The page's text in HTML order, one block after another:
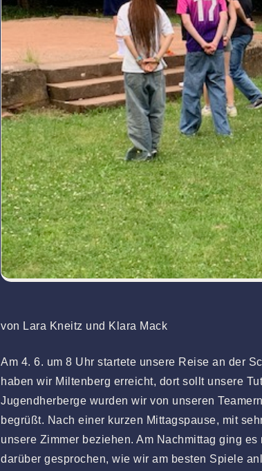
von Lara Kneitz und Klara Mack
Am 4. 6. um 8 Uhr startete unsere Reise an der
haben wir Miltenberg erreicht, dort sollt unsere
Jugendherberge wurden wir von unseren
begrüßt. Nach einer kurzen Mittagspause, mit
unsere Zimmer beziehen. Am Nachmittag ging
darüber gesprochen, wie wir am besten Spiele